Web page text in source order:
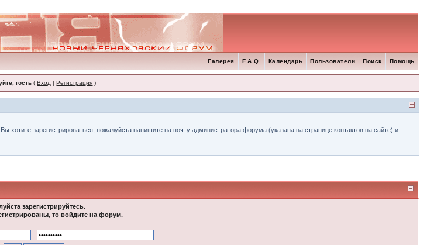
Помощь
Поиск
Пользователи
Календарь
F.A.Q.
Галерея
гость (Вход |Регистрация )
зарегистрироваться, пожалуйста напишите на почту администратора форума (указана на странице контактов на сайте) и
зарегистрируйтесь.
то войдите на форум.